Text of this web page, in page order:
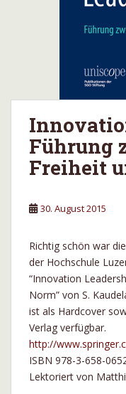
Führung
Freiheit
30. August 2015
Richtig schön war
der Hochschule
“Innovation
Norm” von S.
ist als Hardcover
Verlag verfügbar.
http://
ISBN 978-3-658-
Lektoriert von